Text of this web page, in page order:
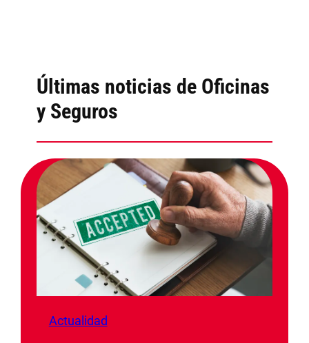
Últimas noticias de Oficinas
y Seguros
Actualidad